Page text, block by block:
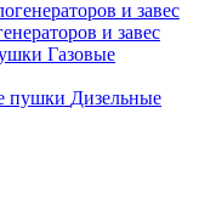
и завес
Газовые
Дизельные